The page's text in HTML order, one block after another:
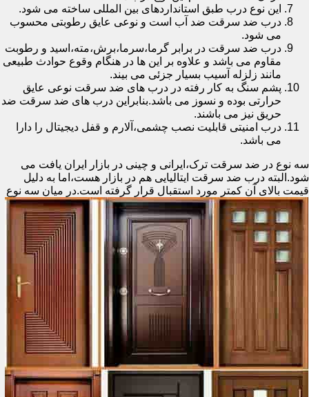
این نوع درب طبق استانداردهای بین المللی ساخته می شود.
درب ضد سرقت ضد آب است و نوعی عایق رطوبتی محسوب
می شود.
درب ضد سرقت در برابر گرما،سرما،برش،مته،اسید و رطوبت
مقاوم می باشد و علاوه بر این ها در هنگام وقوع حوادث طبیعی
مانند زلزله آسیب بسیار جزئی می بیند.
پشم سنگ به کار رفته در درب های ضد سرقت نوعی عایق
حرارتی بوده و نسوز می باشد.بنابراین درب های ضد سرقت ضد
حریق نیز می باشند.
درب امنیتی قابلیت نصب چشمی،آلارم و قفل دیجیتال را دارا
می باشد.
سه نوع در ضد سرقت ترک،ایرانی و چینی در بازار ایران یافت می
شود.البته درب ضد سرقت ایتالیایی هم در بازار هست،اما به دلیل
قیمت بالای آن کمتر مورد استقبال قرار گرفته است.در میان سه نوع